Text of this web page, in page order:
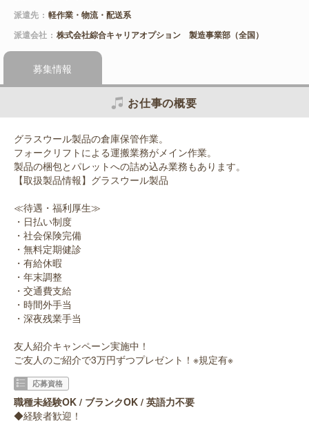
派遣先
軽作業・物流・配送系
派遣会社
株式会社綜合キャリアオプション 製造事業部（全国）
募集情報
お仕事の概要
グラスウール製品の倉庫保管作業。
フォークリフトによる運搬業務がメイン作業。
製品の梱包とパレットへの詰め込み業務もあります。
【取扱製品情報】グラスウール製品
≪待遇・福利厚生≫
・日払い制度
・社会保険完備
・無料定期健診
・有給休暇
・年末調整
・交通費支給
・時間外手当
・深夜残業手当
友人紹介キャンペーン実施中！
ご友人のご紹介で3万円ずつプレゼント！※規定有※
応募資格
職種未経験OK / ブランクOK / 英語力不要
◆経験者歓迎！